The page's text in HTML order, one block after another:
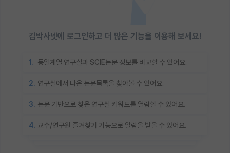
김박사넷에 로그인하고 더 많은 기능을 이용해 보세요!
1. 동일계열 연구실과 SCIE논문 정보를 비교할 수 있어요.
2. 연구실에서 나온 논문목록을 찾아볼 수 있어요.
3. 논문 기반으로 찾은 연구실 키워드를 열람할 수 있어요.
4. 교수/연구원 즐겨찾기 기능으로 알람을 받을 수 있어요.